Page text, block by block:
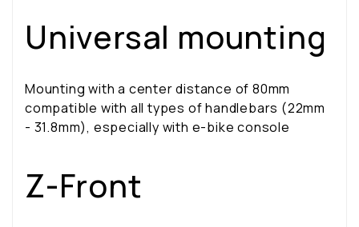
Universal mounting
Mounting with a center distance of 80mm
compatible with all types of handlebars (22mm
- 31.8mm), especially with e-bike console
Z-Front